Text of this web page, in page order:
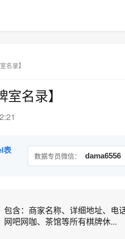
名录】
名录】
表
数据专员微信： dama6556
含：商家名称、详细地址、电
吧网咖、茶馆等所有棋牌休...